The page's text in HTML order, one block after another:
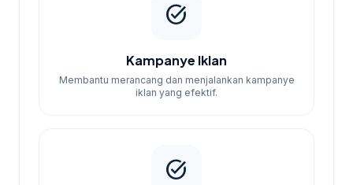
task_alt
Kampanye Iklan
Membantu merancang dan menjalankan kampanye
iklan yang efektif.
task_alt